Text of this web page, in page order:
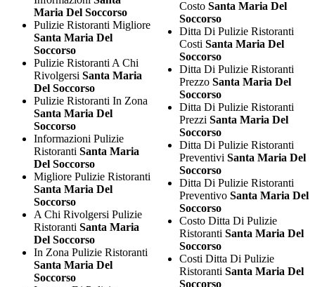
Maria Del Soccorso
Pulizie Ristoranti Migliore
Santa Maria Del
Soccorso
Pulizie Ristoranti A Chi
Rivolgersi Santa Maria
Del Soccorso
Pulizie Ristoranti In Zona
Santa Maria Del
Soccorso
Informazioni Pulizie
Ristoranti Santa Maria
Del Soccorso
Migliore Pulizie Ristoranti
Santa Maria Del
Soccorso
A Chi Rivolgersi Pulizie
Ristoranti Santa Maria
Del Soccorso
In Zona Pulizie Ristoranti
Santa Maria Del
Soccorso
CostoSanta Maria Del
Soccorso
Ditta Di Pulizie Ristoranti
CostiSanta Maria Del
Soccorso
Ditta Di Pulizie Ristoranti
PrezzoSanta Maria Del
Soccorso
Ditta Di Pulizie Ristoranti
PrezziSanta Maria Del
Soccorso
Ditta Di Pulizie Ristoranti
PreventiviSanta Maria Del
Soccorso
Ditta Di Pulizie Ristoranti
PreventivoSanta Maria Del
Soccorso
Costo Ditta Di Pulizie
RistorantiSanta Maria Del
Soccorso
Costi Ditta Di Pulizie
RistorantiSanta Maria Del
Soccorso